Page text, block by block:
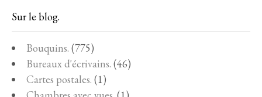
Sur le blog.
Bouquins. (775)
Bureaux d'écrivains. (46)
Cartes postales. (1)